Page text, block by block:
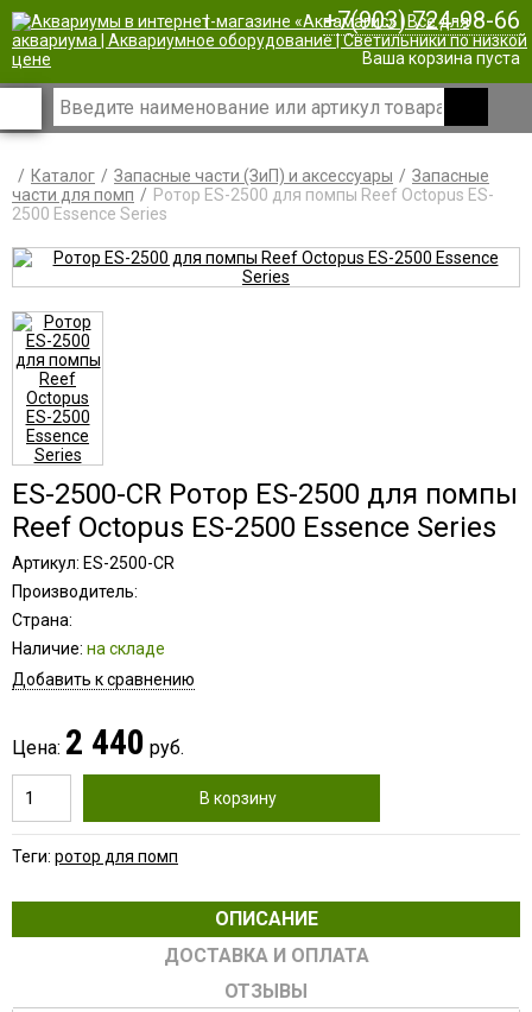
| +7(903) 724-98-66
Ваша корзина пуста
Каталог Запасные части (ЗиП) и аксессуары
Запасные
части для помп
Ротор ES-2500 для помпы Reef Octopus ES-
2500 Essence Series
ES-2500-CR Ротор ES-2500 для помпы
Reef Octopus ES-2500 Essence Series
Артикул: ES-2500-CR
Производитель:
Страна:
Наличие: на складе
Добавить к сравнению
Цена: 2 440 руб.
В корзину
Теги: ротор для помп
ОПИСАНИЕ
ДОСТАВКА И ОПЛАТА
ОТЗЫВЫ